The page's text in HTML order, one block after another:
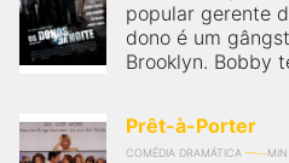
popular gerente
dono é um
Brooklyn. Bobby
Prêt-à-Porter
COMÉDIA DRAMÁTICA MIN